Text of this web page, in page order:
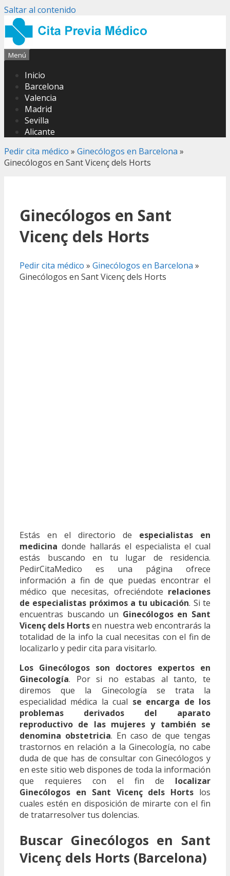
Saltar al contenido
Menú
Inicio
Barcelona
Valencia
Madrid
Sevilla
Alicante
Pedir cita médico » Ginecólogos en Barcelona »
Ginecólogos en Sant Vicenç dels Horts
Ginecólogos en Sant
Vicenç dels Horts
Pedir cita médico » Ginecólogos en Barcelona »
Ginecólogos en Sant Vicenç dels Horts
Estás en el directorio de especialistas en
medicina donde hallarás el especialista el cual
estás buscando en tu lugar de residencia.
PedirCitaMedico es una página ofrece
información a fin de que puedas encontrar el
médico que necesitas, ofreciéndote relaciones
de especialistas próximos a tu ubicación. Si te
encuentras buscando un Ginecólogos en Sant
Vicenç dels Hortsen nuestra web encontrarás la
totalidad de la info la cual necesitas con el fin de
localizarlo y pedir cita para visitarlo.
Los Ginecólogos son doctores expertos en
Ginecología. Por si no estabas al tanto, te
diremos que la Ginecología se trata la
especialidad médica la cual se encarga de los
problemas derivados del aparato
reproductivo de las mujeres y también se
denomina obstetricia. En caso de que tengas
trastornos en relación a la Ginecología, no cabe
duda de que has de consultar con Ginecólogos y
en este sitio web dispones de toda la información
que requieres con el fin de localizar
Ginecólogos en Sant Vicenç dels Horts los
cuales estén en disposición de mirarte con el fin
de tratarresolver tus dolencias.
Buscar Ginecólogos en Sant
Vicenç dels Horts (Barcelona)